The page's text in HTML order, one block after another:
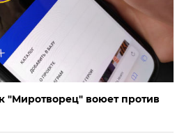
"Миротворец" воюет против